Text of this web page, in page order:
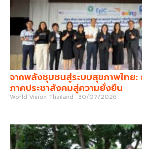
จากพลังชุมชนสู่ระบบสุขภาพไทย:
ภาคประชาสังคมสู่ความยั่งยืน
World Vision Thailand 30/07/2026